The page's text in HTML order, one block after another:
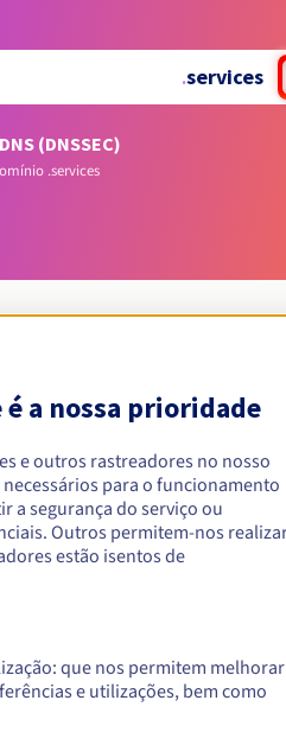
.services
(DNSSEC)
.services
a nossa prioridade
e outros rastreadores no nosso
para o funcionamento
a segurança do serviço ou
Outros permitem-nos
estão isentos de
que nos permitem melhorar
e utilizações, bem como